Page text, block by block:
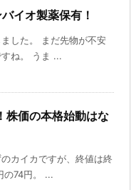
イオ製薬保有！
した。 まだ先物が不安
ね。 うま ...
株価の本格始動はな
カイカですが、終値は終
の74円。 ...